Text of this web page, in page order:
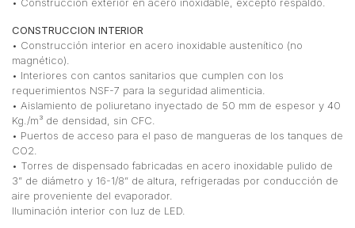
• Construcción exterior en acero inoxidable, excepto respaldo.
CONSTRUCCION INTERIOR
• Construcción interior en acero inoxidable austenítico (no
magnético).
• Interiores con cantos sanitarios que cumplen con los
requerimientos NSF-7 para la seguridad alimenticia.
• Aislamiento de poliuretano inyectado de 50 mm de espesor y 40
Kg./m³ de densidad, sin CFC.
• Puertos de acceso para el paso de mangueras de los tanques de
CO2.
• Torres de dispensado fabricadas en acero inoxidable pulido de
3” de diámetro y 16-1/8” de altura, refrigeradas por conducción de
aire proveniente del evaporador.
Iluminación interior con luz de LED.